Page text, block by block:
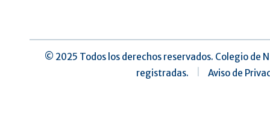
©️ 2025 Todos los derechos reservados. Colegio
registradas.
Aviso de